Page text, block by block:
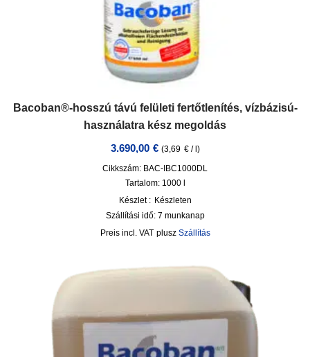
Bacoban®-hosszú távú felületi fertőtlenítés, vízbázisú-
használatra kész megoldás
3.690,00 € (3,69 €/l)
Cikkszám: BAC-IBC1000DL
Tartalom: 1000
Készlet : Készleten
Szállítási idő: 7 munkanap
incl. VAT plusz Szállítás